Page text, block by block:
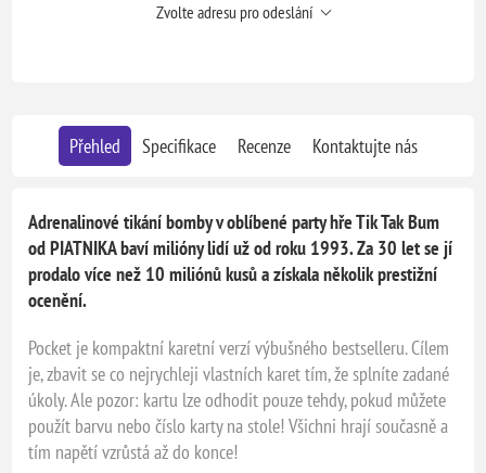
Zvolte adresu pro odeslání
Přehled Specifikace Recenze Kontaktujte nás
Adrenalinové tikání bomby v oblíbené party hře Tik Tak Bum
od PIATNIKA baví milióny lidí už od roku 1993. Za 30 let se jí
prodalo více než 10 miliónů kusů a získala několik prestižní
ocenění.
Pocket je kompaktní karetní verzí výbušného bestselleru. Cílem
je, zbavit se co nejrychleji vlastních karet tím, že splníte zadané
úkoly. Ale pozor: kartu lze odhodit pouze tehdy, pokud můžete
použít barvu nebo číslo karty na stole! Všichni hrají současně a
tím napětí vzrůstá až do konce!